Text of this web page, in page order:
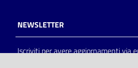
NEWSLETTER
Iscriviti per avere aggiornamenti via